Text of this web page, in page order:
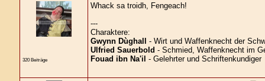
320 Beiträge
Whack sa troidh, Fengeach!
---
Charaktere:
Gwynn Dùghall
- Wirt und Waffenknecht der
Ulfried Sauerbold - Schmied, Waffenknecht im
Fouad ibn Na'il - Gelehrter und Schriftenkundiger